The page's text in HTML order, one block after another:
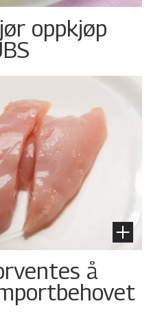
oppkjøp
å